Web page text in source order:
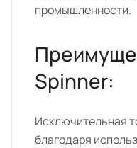
промышленности.
Spinner:
Исключительная
благодаря